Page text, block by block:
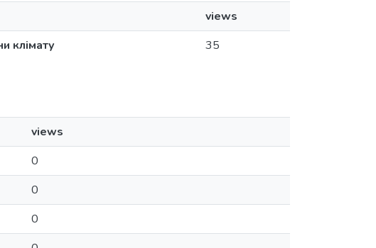
views
клімату
35
views
0
0
0